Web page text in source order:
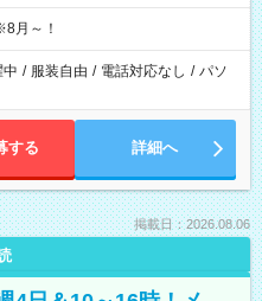
月～！
/ 服装自由 / 電話対応なし / パソ
する 詳細へ
掲載日：2026.08.06